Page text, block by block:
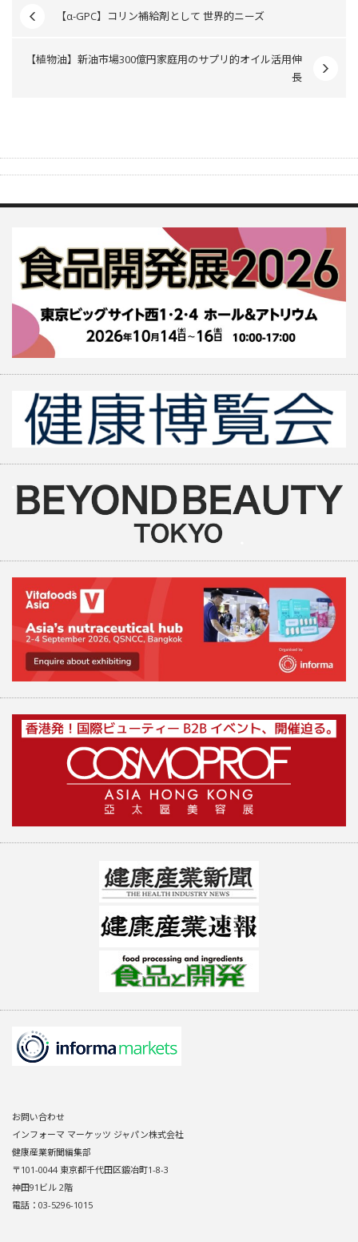
【α-GPC】コリン補給剤として 世界的ニーズ
【植物油】新油市場300億円家庭用のサプリ的オイル活用伸
長
お問い合わせ
インフォーマ マーケッツ ジャパン株式会社
健康産業新聞編集部
〒101-0044 東京都千代田区鍛冶町1-8-3
神田91ビル 2階
電話：03-5296-1015